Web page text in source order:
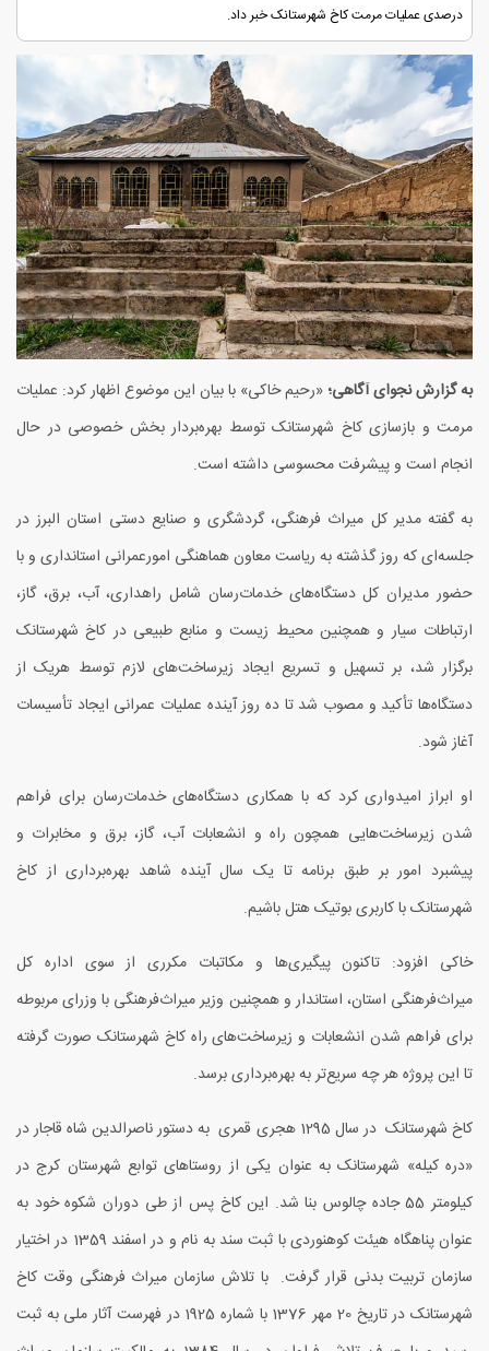
درصدی عملیات مرمت کاخ شهرستانک خبر داد.
به گزارش نجوای آگاهی؛ «رحیم خاکی» با بیان این موضوع اظهار کرد: عملیات
مرمت و بازسازی کاخ شهرستانک توسط بهره‌بردار بخش خصوصی در حال
انجام است و پیشرفت محسوسی داشته است.
به گفته مدیر کل میراث فرهنگی، گردشگری و صنایع دستی استان البرز در
جلسه‌ای که روز گذشته به ریاست معاون هماهنگی امورعمرانی استانداری و با
حضور مدیران کل دستگاه‌های خدمات‌رسان شامل راهداری، آب، برق، گاز،
ارتباطات سیار و همچنین محیط زیست و منابع طبیعی در کاخ شهرستانک
برگزار شد، بر تسهیل و تسریع ایجاد زیرساخت‌های لازم توسط هریک از
دستگاه‌ها تأکید و مصوب شد تا ده روز آینده عملیات عمرانی ایجاد تأسیسات
آغاز شود.
او ابراز امیدواری کرد که با همکاری دستگاه‌های خدمات‌رسان برای فراهم
شدن زیرساخت‌هایی همچون راه و انشعابات آب، گاز، برق و مخابرات و
پیشبرد امور بر طبق برنامه تا یک سال آینده شاهد بهره‌برداری از کاخ
شهرستانک با کاربری بوتیک هتل باشیم.
خاکی افزود: تاکنون پیگیری‌ها و مکاتبات مکرری از سوی اداره کل
میراث‌فرهنگی استان، استاندار و همچنین وزیر میراث‌فرهنگی با وزرای مربوطه
برای فراهم شدن انشعابات و زیرساخت‌های راه کاخ شهرستانک صورت گرفته
تا این پروژه هر چه سریعتر به بهره‌برداری برسد.
کاخ شهرستانک در سال 1295 هجری قمری به دستور ناصرالدین شاه قاجار در
«دره کیله» شهرستانک به عنوان یکی از روستاهای توابع شهرستان کرج در
کیلومتر 55 جاده چالوس بنا شد. این کاخ پس از طی دوران شکوه خود به
عنوان پناهگاه هیئت کوهنوردی با ثبت سند به نام و در اسفند 1359 در اختیار
سازمان تربیت بدنی قرار گرفت. با تلاش سازمان میراث فرهنگی وقت کاخ
شهرستانک در تاریخ 20 مهر 1376 با شماره 1925 در فهرست آثار ملی به ثبت